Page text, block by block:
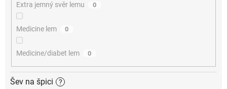
Extra jemný svěr lemu 0
Medicine lem 0
Medicine/diabet lem 0
Šev na špici ?